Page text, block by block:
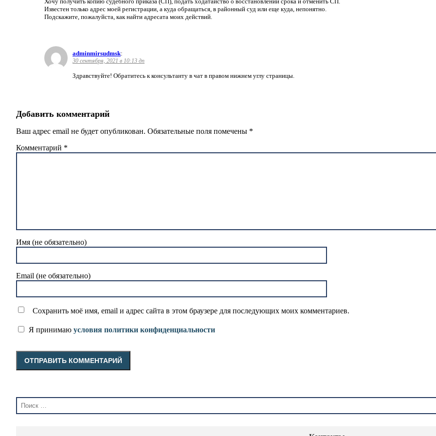
Известен только адрес моей регистрации, а куда обращаться, в районный суд или еще куда, непонятно.
Подскажите, пожалуйста, как найти адресата моих действий.
adminmirsudmsk:
30 сентября, 2021 в 10:13 дп
Здравствуйте! Обратитесь к консультанту в чат в правом нижнем углу страницы.
Добавить комментарий
Ваш адрес email не будет опубликован. Обязательные поля помечены *
Комментарий *
Имя (не обязательно)
Email (не обязательно)
Сохранить моё имя, email и адрес сайта в этом браузере для последующих моих комментариев.
Я принимаю условия политики конфиденциальности